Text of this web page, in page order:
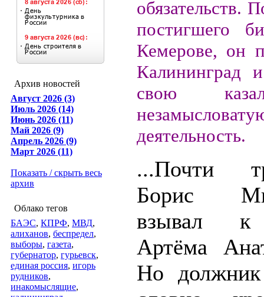
Архив новостей
Август 2026 (3)
Июль 2026 (14)
Июнь 2026 (11)
Май 2026 (9)
Апрель 2026 (9)
Март 2026 (11)
Показать / скрыть весь
архив
Облако тегов
БАЭС, КПРФ, МВД,
алиханов, беспредел,
выборы, газета,
губернатор, гурьевск,
единая россия, игорь
рудников,
инакомыслящие,
обязательств.
постигшего
Кемерове, он
Калининград
свою
деятельность.
...Почти
Борис
взывал к
Артёма
Но